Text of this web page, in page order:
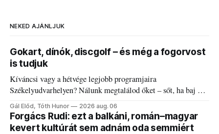
NEKED AJÁNLJUK
Gokart, dínók, discgolf – és még a fogorvost
is tudjuk
Kíváncsi vagy a hétvége legjobb programjaira
Székelyudvarhelyen? Nálunk megtalálod őket – sőt, ha baj van
a fogaddal, a fogorvosi ügyeletet is!
Gál Előd, Tóth Hunor 2026 aug. 06
Forgács Rudi: ezt a balkáni, román–magyar
kevert kultúrát sem adnám oda semmiért